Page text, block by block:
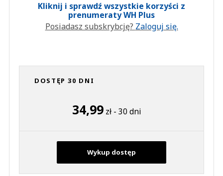
Kliknij i sprawdź wszystkie korzyści z
prenumeraty WH Plus
Posiadasz subskrybcję? Zaloguj się.
DOSTĘP 30 DNI
34,99 zł - 30 dni
Wykup dostęp